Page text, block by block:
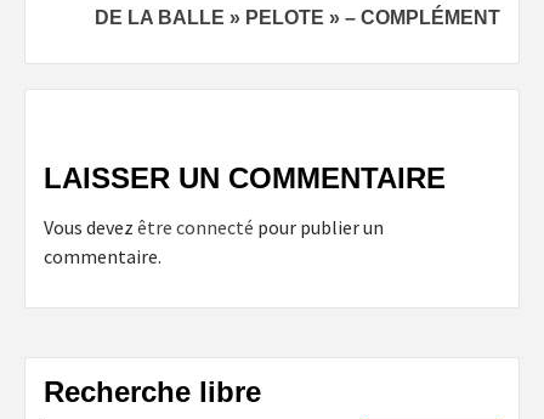
DE LA BALLE » PELOTE » – COMPLÉMENT
LAISSER UN COMMENTAIRE
Vous devez être connecté pour publier un
commentaire.
Recherche libre